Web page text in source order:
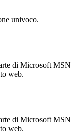
univoco.
di Microsoft MSN
web.
di Microsoft MSN
web.